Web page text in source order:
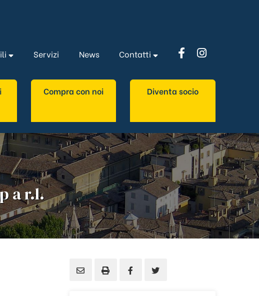
Servizi News Contatti
Compra con noi Diventa socio
a r.l.